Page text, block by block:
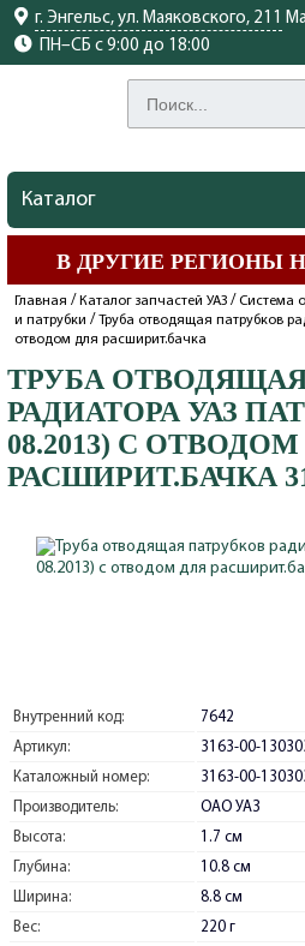
г. Энгельс, ул. Маяковского, 211
ПН–СБ с 9:00 до 18:00
Каталог
В ДРУГИЕ РЕГИОНЫ
Главная / Каталог запчастей УАЗ / Система
и патрубки / Труба отводящая патрубков
отводом для расширит.бачка
ТРУБА
РАДИАТОРА УАЗ
08.2013) С
РАСШИРИТ.БАЧКА
Внутренний код:
7642
Артикул:
3163-00-
Каталожный номер:
3163-00-
Производитель:
ОАО УАЗ
Высота:
1.7 см
Глубина:
10.8 см
Ширина:
8.8 см
Вес:
220 г